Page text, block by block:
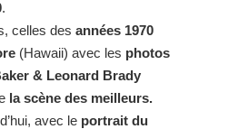
.
celles des années 1970
(Hawaii) avec les photos
& Leonard Brady
la scène des meilleurs.
avec le portrait du